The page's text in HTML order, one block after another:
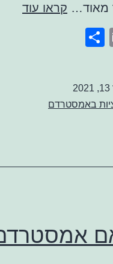
מאוד… קראו עוד
Email
באמסטרדם